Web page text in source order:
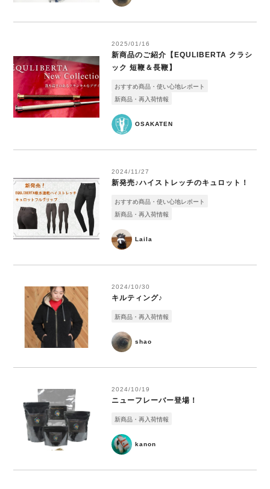
2025/01/16
新商品のご紹介【EQULIBERTA クラシ
ック 短鞭＆長鞭】
OSAKATEN
おすすめ商品・使い心地レポート
新商品・再入荷情報
2024/11/27
新発売♪ハイストレッチのキュロット！
Laila
おすすめ商品・使い心地レポート
新商品・再入荷情報
2024/10/30
キルティング♪
shao
新商品・再入荷情報
2024/10/19
ニューフレーバー登場！
kanon
新商品・再入荷情報